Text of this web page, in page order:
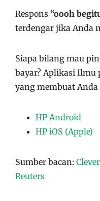
Respons “oooh
terdengar jika Anda
Siapa bilang mau
bayar? Aplikasi Ilmu
yang membuat
HP Android
HP iOS (Apple)
Sumber bacan:
Reuters